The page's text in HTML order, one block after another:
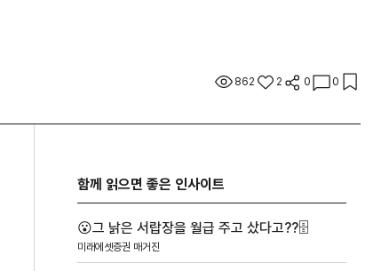
862 2 0 0
함께 읽으면 좋은 인사이트
😮그 낡은 서랍장을 월급 주고 샀다고??🗄️
미래에셋증권 매거진